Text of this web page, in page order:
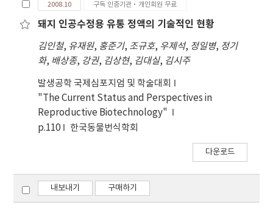
2008.10 구독 인증기관·개인회원 무료
돼지 인공수정용 유통 정액의 기술적인 현황
김인철, 유재원, 홍준기, 조규호, 우제석, 정일병, 정기
화, 배상종, 강권, 김상현, 김대실, 김시주
발생공학 국제심포지엄 및 학술대회
"The Current Status and Perspectives in
Reproductive Biotechnology"
p.110
한국동물번식학회
다운로드
내보내기 구매하기